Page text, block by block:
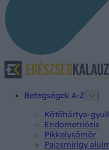
Betegségek A-Z
Kötőhártya-
Endometriózis
Pikkelysömör
Pajzsmirigy